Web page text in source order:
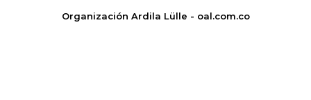
Organización Ardila Lülle - oal.com.co